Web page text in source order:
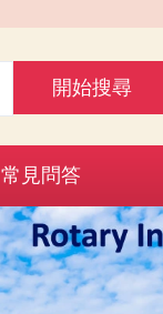
開始搜尋
常見問答